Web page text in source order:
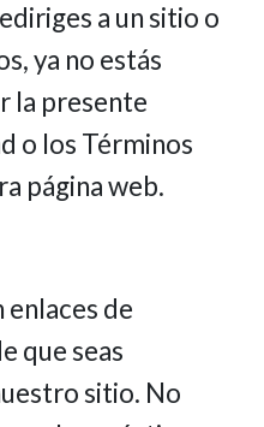
a un sitio o
ya no estás
la presente
o los Términos
página web.
enlaces de
que seas
sitio. No